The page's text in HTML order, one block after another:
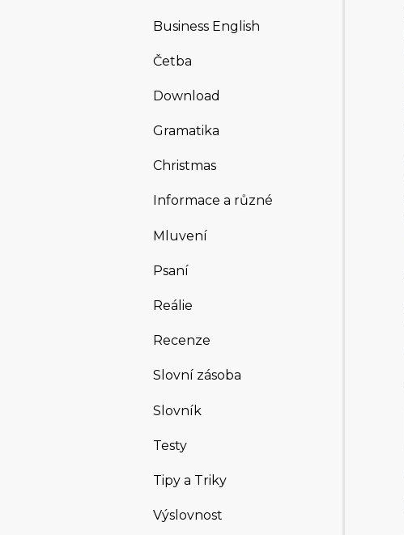
Business English
Četba
Download
Gramatika
Christmas
Informace a různé
Mluvení
Psaní
Reálie
Recenze
Slovní zásoba
Slovník
Testy
Tipy a Triky
Výslovnost